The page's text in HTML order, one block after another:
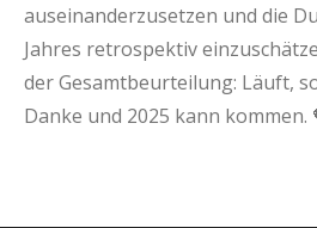
auseinanderzusetzen und die
Jahres retrospektiv
der Gesamtbeurteilung: Läuft,
Danke und 2025 kann kommen.